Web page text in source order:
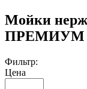
Мойки
ПРЕМИУМ
Фильтр:
Цена